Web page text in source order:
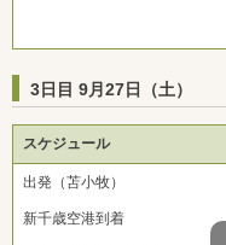
3日目 9月27日（土）
スケジュール
出発（苫小牧）
新千歳空港到着